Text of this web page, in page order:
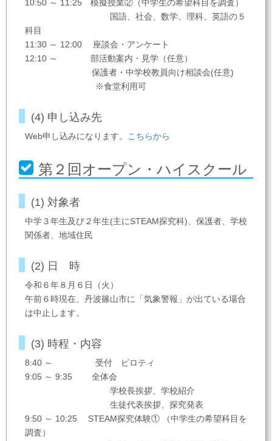
10:50 ～ 11:25 模擬授業②（中学生の希望科目を調査）
国語、社会、数学、理科、英語の５
科目
11:30 ～ 12:00 座談会・アンケート
12:10 ～ 部活動案内・見学（任意）
保護者・中学校教員向け相談会(任意)
※食堂利用可
(4) 申し込み先
Web申し込みになります。 こちらから
第２回オープン・ハイスクール
(1) 対象者
中学３年生及び２年生(主にSTEAM探究科)、保護者、学校
関係者、地域住民
(2) 日 時
令和６年８月６日（火）
午前６時現在、丹波篠山市に「気象警報」が出ている場合
は中止します。
(3) 時程・内容
8:40 ～ 受付 ピロティ
9:05 ～ 9:35 全体会
学校長挨拶、学校紹介
生徒代表挨拶、探究発表
9:50 ～ 10:25 STEAM探究体験① （中学生の希望科目を
調査）